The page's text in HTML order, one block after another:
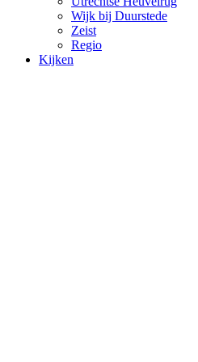
Wijk bij Duurstede
Zeist
Regio
Kijken